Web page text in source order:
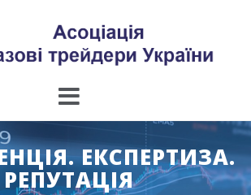
ЕКСПЕРТИЗА.
РЕПУТАЦІЯ